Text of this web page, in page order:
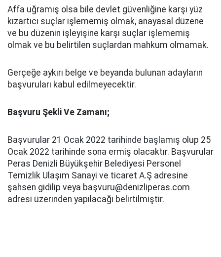
Affa uğramış olsa bile devlet güvenliğine karşı yüz
kızartıcı suçlar işlememiş olmak, anayasal düzene
ve bu düzenin işleyişine karşı suçlar işlememiş
olmak ve bu belirtilen suçlardan mahkum olmamak.
Gerçeğe aykırı belge ve beyanda bulunan adayların
başvuruları kabul edilmeyecektir.
Başvuru Şekli Ve Zamanı;
Başvurular 21 Ocak 2022 tarihinde başlamış olup 25
Ocak 2022 tarihinde sona ermiş olacaktır. Başvurular
Peras Denizli Büyükşehir Belediyesi Personel
Temizlik Ulaşım Sanayi ve ticaret A.Ş adresine
şahsen gidilip veya başvuru@denizliperas.com
adresi üzerinden yapılacağı belirtilmiştir.